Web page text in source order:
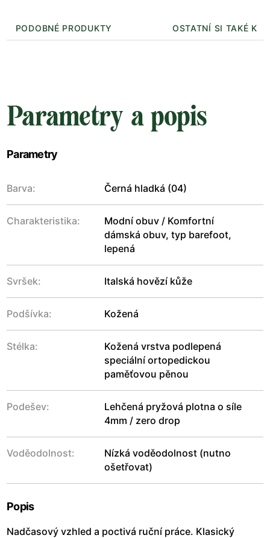
PODOBNÉ PRODUKTY OSTATNÍ SI TAKÉ
Parametry a popis
Parametry
Barva: Černá hladká (04)
Charakteristika:
Modní obuv / Komfortní
dámská obuv, typ barefoot,
lepená
Svršek: Italská hovězí kůže
Podšívka: Kožená
Stélka:
Kožená vrstva podlepená
speciální ortopedickou
paměťovou pěnou
Podešev:
Lehčená pryžová plotna o síle
4mm / zero drop
Voděodolnost:
Nízká voděodolnost (nutno
ošetřovat)
Popis
Nadčasový vzhled a poctivá ruční práce. Klasický